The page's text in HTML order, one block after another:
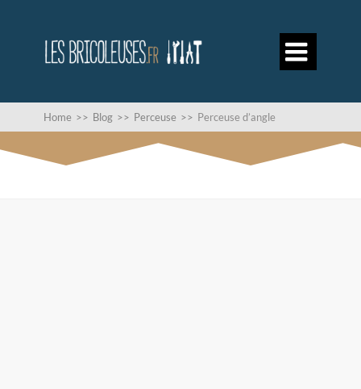

Home >> Blog >> Perceuse >> Perceuse d’angle